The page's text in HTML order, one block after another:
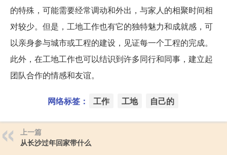
的特殊，可能需要经常调动和外出，与家人的相聚时间相
对较少。但是，工地工作也有它的独特魅力和成就感，可
以亲身参与城市或工程的建设，见证每一个工程的完成。
此外，在工地工作也可以结识到许多同行和同事，建立起
团队合作的情感和友谊。
网络标签： 工作 工地 自己的
上一篇
从长沙过年回家带什么